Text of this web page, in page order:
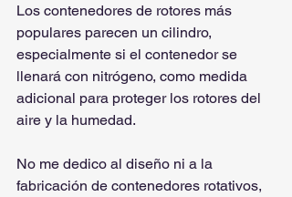
Los contenedores de rotores más
populares parecen un cilindro,
especialmente si el contenedor se
llenará con nitrógeno, como medida
adicional para proteger los rotores del
aire y la humedad.
No me dedico al diseño ni a la
fabricación de contenedores rotativos,